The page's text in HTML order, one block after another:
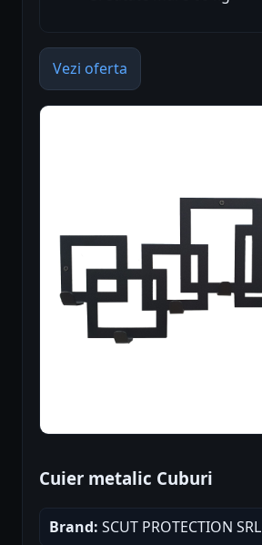
Vezi oferta
Cuier metalic Cuburi
Brand: SCUT PROTECTION SRL